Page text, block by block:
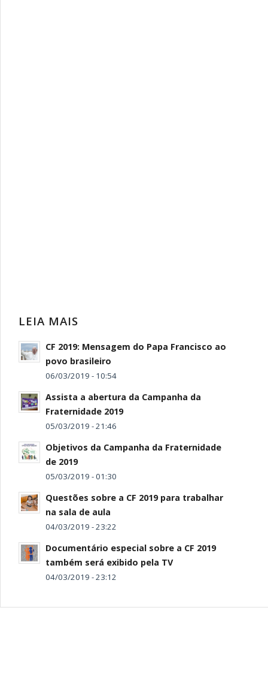
LEIA MAIS
CF 2019: Mensagem do Papa Francisco ao
povo brasileiro
06/03/2019 - 10:54
Assista a abertura da Campanha da
Fraternidade 2019
05/03/2019 - 21:46
Objetivos da Campanha da Fraternidade
de 2019
05/03/2019 - 01:30
Questões sobre a CF 2019 para trabalhar
na sala de aula
04/03/2019 - 23:22
Documentário especial sobre a CF 2019
também será exibido pela TV
04/03/2019 - 23:12